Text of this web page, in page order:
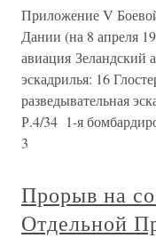
Приложение V
Дании (на 8 апреля
авиация Зеландский
эскадрилья: 16
разведывательная
Р.4/34 1-я
3
Прорыв на
Отдельной